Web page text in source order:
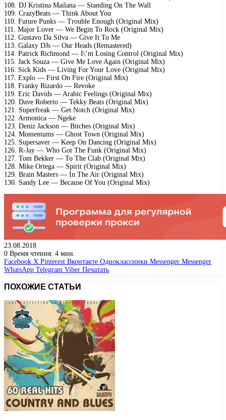
108. DJ Kristina Mailana — Standing On The Wall
109. CrazyBeats — Think About You
110. Future Punks — Trouble Enough (Original Mix)
111. Major Lover — We Begin To Rock (Original Mix)
112. Gustavo Da Silva — Give It To Me
113. Galaxy DJs — Our Heads (Remastered)
114. Patrick Richmond — I\’m Losing Control (Original Mix)
115. Jack Souza — Give Me Love Again (Original Mix)
116. Sick Kids — Living For Your Love (Original Mix)
117. Explo — First On Fire (Original Mix)
118. Franky Rizardo — Revoke
119. Eric Davids — Arabic Feelings (Original Mix)
120. Dave Roberto — Tekky Beats (Original Mix)
121. Superfreak — Get Notch (Original Mix)
122. Armonica — Ngeke
123. Deniz Jackson — Bitches (Original Mix)
124. Momentums — Ghost Town (Original Mix)
125. Supersaver — Keep On Dancing (Original Mix)
126. R-Jay — Who Got The Funk (Original Mix)
127. Tom Bekker — To The Clab (Original Mix)
128. Mike Ortega — Spirit (Original Mix)
129. Brain Masters — In The Air (Original Mix)
130. Sandy Lee — Because Of You (Original Mix)
23.08.2018
0 Время чтения: 4 мин.
Facebook X Pinterest Вконтакте Одноклассники Messenger Messenger
WhatsApp Telegram Viber Печатать
ПОХОЖИЕ СТАТЬИ